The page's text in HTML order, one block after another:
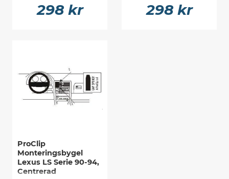
298 kr 298 kr
ProClip
Monteringsbygel
Lexus LS Serie 90-94,
Centrerad